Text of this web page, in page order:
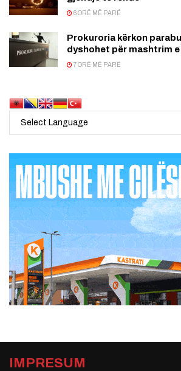
6 ORË MË PARË
Prokuroria kërkon
dyshohet për mashtrim
7 ORË MË PARË
IMPRESUM